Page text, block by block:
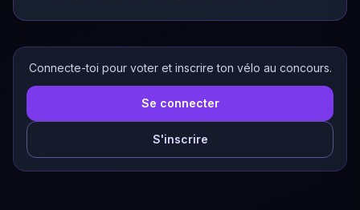
Connecte-toi pour voter et inscrire ton vélo au concours.
Se connecter
S'inscrire